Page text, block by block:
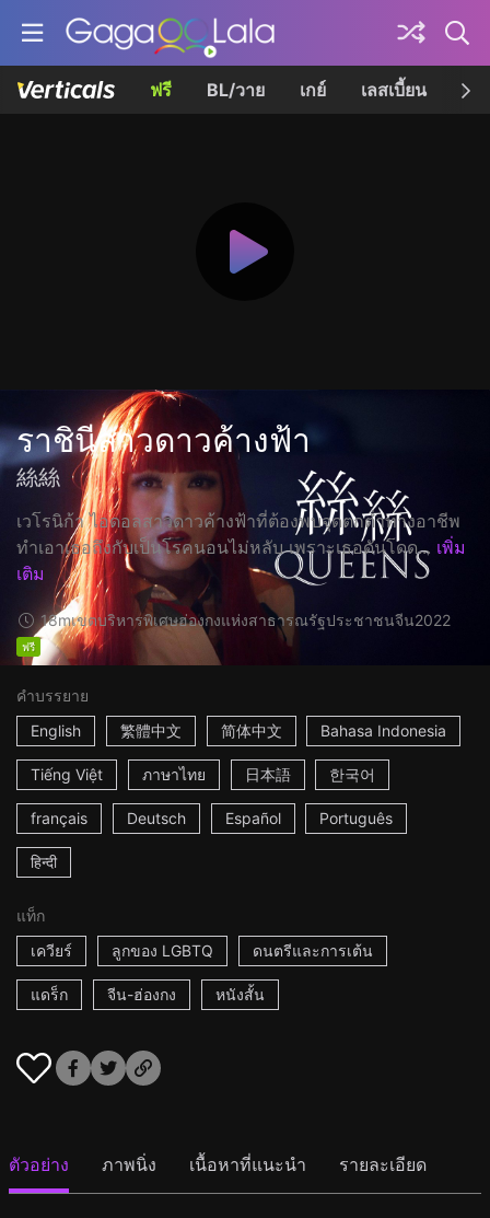
ฟรี BL/วาย เกย์ เลสเบี้ยน เค
ราชินีสาวดาวค้างฟ้า
絲絲
เวโรนิก้า ไอดอลสาวดาวค้างฟ้าที่ต้องพบจุดตกต่ำทางอาชีพ
ทำเอาเธอถึงกับเป็นโรคนอนไม่หลับ เพราะเธอดันโดด... เพิ่ม
เติม
18mเขตบริหารพิเศษฮ่องกงแห่งสาธารณรัฐประชาชนจีน2022
ฟรี
คำบรรยาย
English
繁體中文 简体中文 Bahasa Indonesia
Tiếng Việt ภาษาไทย 日本語 한국어
français Deutsch Español Português
हिन्दी
แท็ก
เควียร์
ลูกของ LGBTQ ดนตรีและการเต้น
แดร็ก จีน-ฮ่องกง หนังสั้น
ตัวอย่าง ภาพนิ่ง เนื้อหาที่แนะนำ รายละเอียด